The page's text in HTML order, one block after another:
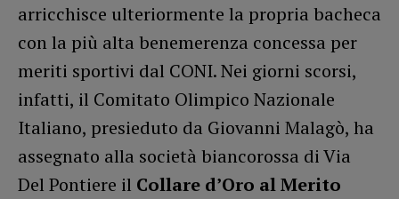
arricchisce ulteriormente la propria bacheca
con la più alta benemerenza concessa per
meriti sportivi dal CONI. Nei giorni scorsi,
infatti, il Comitato Olimpico Nazionale
Italiano, presieduto da Giovanni Malagò, ha
assegnato alla società biancorossa di Via
Del Pontiere il Collare d’Oro al Merito